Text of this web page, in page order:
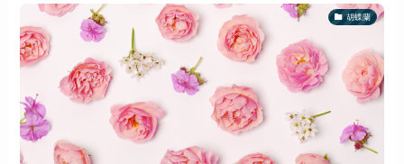
胡蝶蘭